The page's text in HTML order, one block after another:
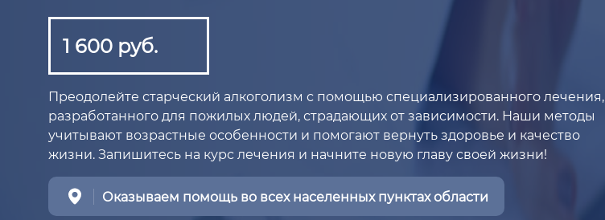
1 600 руб.
Преодолейте старческий алкоголизм с помощью специализированного лечения,
разработанного для пожилых людей, страдающих от зависимости. Наши методы
учитывают возрастные особенности и помогают вернуть здоровье и качество
жизни. Запишитесь на курс лечения и начните новую главу своей жизни!
Оказываем помощь во всех населенных пунктах области